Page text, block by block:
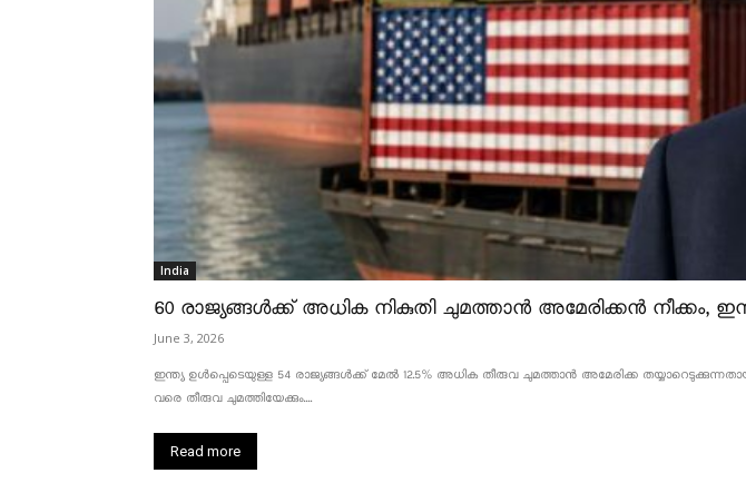
India
60 രാജ്യങ്ങൾക്ക് അധിക നികുതി ചുമത്താൻ അമേരിക്കൻ നീക്കം,
June 3, 2026
ഇന്ത്യ ഉൾപ്പെടെയുള്ള 54 രാജ്യങ്ങൾക്ക് മേൽ 12.5% അധിക തീരുവ ചുമത്താൻ അമേരിക്ക
വരെ തീരുവ ചുമത്തിയേക്കും....
Read more